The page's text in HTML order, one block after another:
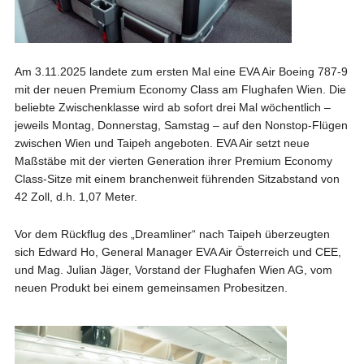
Am 3.11.2025 landete zum ersten Mal eine EVA Air Boeing 787-9
mit der neuen Premium Economy Class am Flughafen Wien. Die
beliebte Zwischenklasse wird ab sofort drei Mal wöchentlich –
jeweils Montag, Donnerstag, Samstag – auf den Nonstop-Flügen
zwischen Wien und Taipeh angeboten. EVA Air setzt neue
Maßstäbe mit der vierten Generation ihrer Premium Economy
Class-Sitze mit einem branchenweit führenden Sitzabstand von
42 Zoll, d.h. 1,07 Meter.
Vor dem Rückflug des „Dreamliner“ nach Taipeh überzeugten
sich Edward Ho, General Manager EVA Air Österreich und CEE,
und Mag. Julian Jäger, Vorstand der Flughafen Wien AG, vom
neuen Produkt bei einem gemeinsamen Probesitzen.